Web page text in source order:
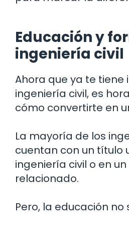
Educación y
ingeniería civil
Ahora que ya te tiene
ingeniería civil, es
cómo convertirte en
La mayoría de los
cuentan con un título
ingeniería civil o en
relacionado.
Pero, la educación no